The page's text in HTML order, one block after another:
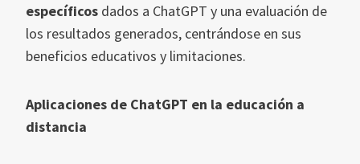
específicos dados a ChatGPT y una evaluación de
los resultados generados, centrándose en sus
beneficios educativos y limitaciones.
Aplicaciones de ChatGPT en la educación a
distancia